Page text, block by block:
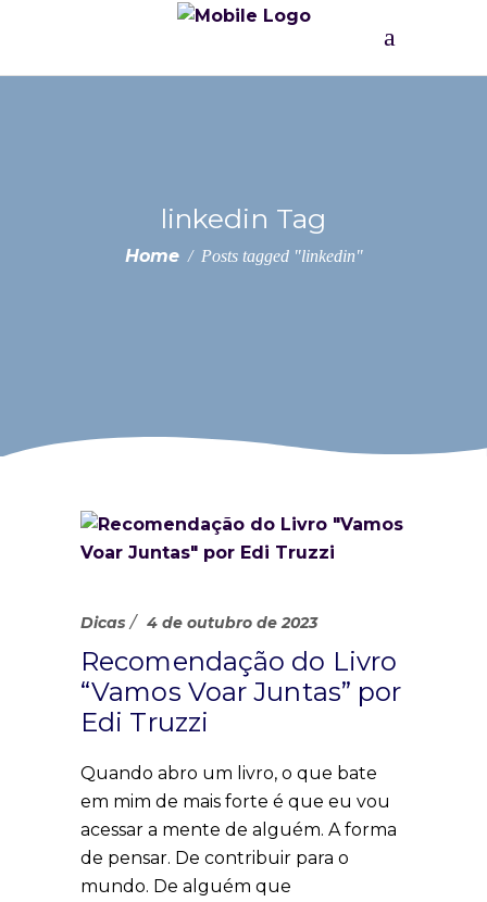
linkedin Tag
Home/ Posts tagged "linkedin"
Dicas 4 de outubro de 2023
Recomendação do Livro
“Vamos Voar Juntas” por
Edi Truzzi
Quando abro um livro, o que bate
em mim de mais forte é que eu vou
acessar a mente de alguém. A forma
de pensar. De contribuir para o
mundo. De alguém que